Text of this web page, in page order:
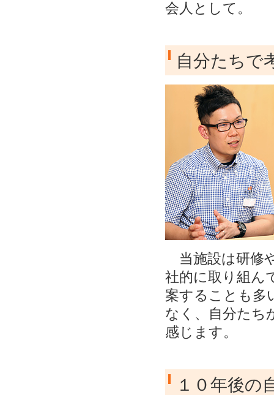
会人として。
自分たちで
当施設は研修
社的に取り組ん
案することも多
なく、自分たち
感じます。
１０年後の